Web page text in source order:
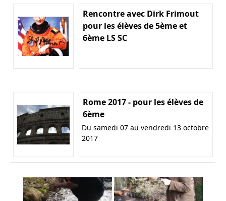
Rencontre avec Dirk Frimout
pour les élèves de 5ème et
6ème LS SC
Rome 2017 - pour les élèves de
6ème
Du samedi 07 au vendredi 13 octobre
2017